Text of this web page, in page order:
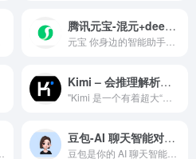
腾讯元宝-混元+deepseek双模型
Kimi – 会推理解析，能深度思考的AI助手
豆包-AI 聊天智能对话问答助手